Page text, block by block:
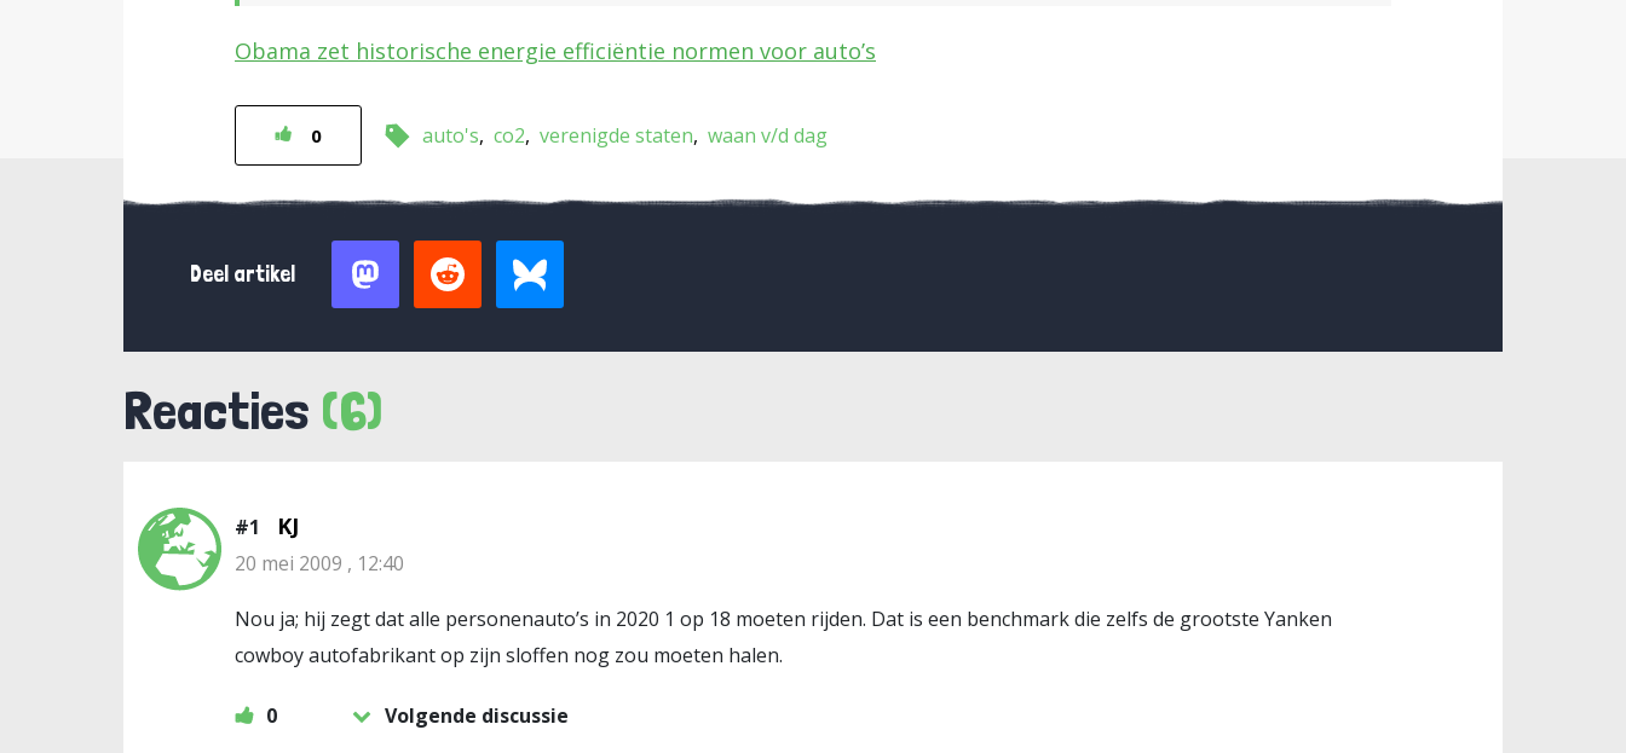
Obama zet historische energie efficiëntie normen voor auto’s
0 auto's co2 verenigde staten waan v/d dag
Deel artikel
Reacties (6)
#1 KJ
20 mei 2009 , 12:40
Nou ja; hij zegt dat alle personenauto’s in 2020 1 op 18 moeten rijden. Dat is een benchmark die zelfs de grootste Yanken
cowboy autofabrikant op zijn sloffen nog zou moeten halen.
0 Volgende discussie